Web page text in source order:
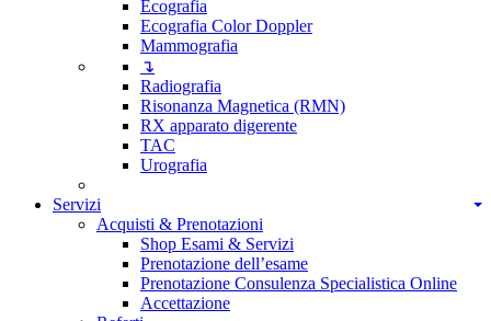
Ecografia
Ecografia Color Doppler
Mammografia
↴
Radiografia
Risonanza Magnetica (RMN)
RX apparato digerente
TAC
Urografia
Servizi
Acquisti & Prenotazioni
Shop Esami & Servizi
Prenotazione dell’esame
Prenotazione Consulenza Specialistica Online
Accettazione